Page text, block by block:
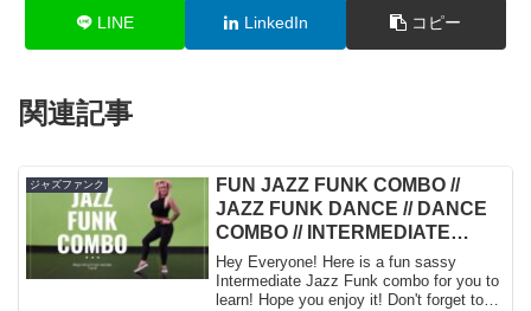
LINE LinkedIn コピー
関連記事
ジャズファンク
FUN JAZZ FUNK COMBO //
JAZZ FUNK DANCE // DANCE
COMBO // INTERMEDIATE
LEVEL // JAZZ DANCE
TUTORIAL
Hey Everyone! Here is a fun sassy
Intermediate Jazz Funk combo for you to
learn! Hope you enjoy it! Don't forget to